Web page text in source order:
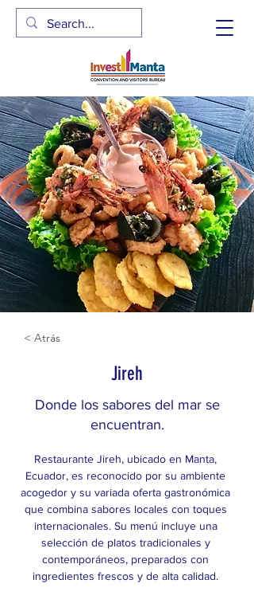
< Atrás
Jireh
Donde los sabores del mar se
encuentran.
Restaurante Jireh, ubicado en Manta,
Ecuador, es reconocido por su ambiente
acogedor y su variada oferta gastronómica
que combina sabores locales con toques
internacionales. Su menú incluye una
selección de platos tradicionales y
contemporáneos, preparados con
ingredientes frescos y de alta calidad.